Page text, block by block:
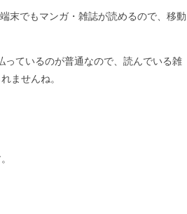
末でもマンガ・雑誌が読めるので、移動
ているのが普通なので、読んでいる雑
ませんね。